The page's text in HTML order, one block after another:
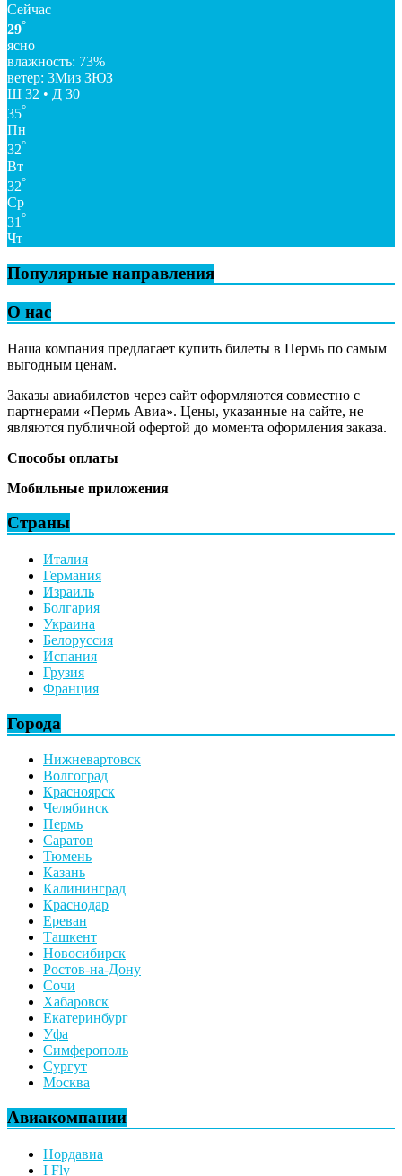
Сейчас
29°
ясно
влажность: 73%
ветер: 3Миз ЗЮЗ
Ш 32 • Д 30
35°
Пн
32°
Вт
32°
Ср
31 °
Чт
Популярные направления
О нас
Наша компания предлагает купить билеты в Пермь по самым
выгодным ценам.
Заказы авиабилетов через сайт оформляются совместно с
партнерами «Пермь Авиа». Цены, указанные на сайте, не
являются публичной офертой до момента оформления заказа.
Способы оплаты
Мобильные приложения
Страны
Италия
Германия
Израиль
Болгария
Украина
Белоруссия
Испания
Грузия
Франция
Города
Нижневартовск
Волгоград
Красноярск
Челябинск
Пермь
Саратов
Тюмень
Казань
Калининград
Краснодар
Ереван
Ташкент
Новосибирск
Ростов-на-Дону
Сочи
Хабаровск
Екатеринбург
Уфа
Симферополь
Сургут
Москва
Авиакомпании
Нордавиа
I Fly